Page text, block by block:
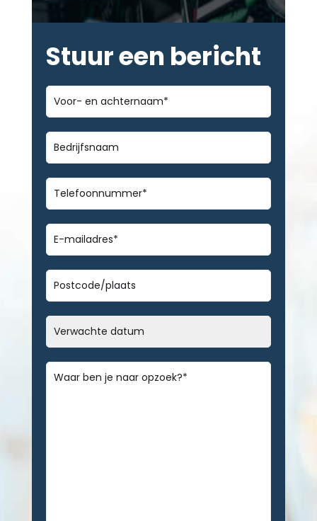
Stuur een bericht
Voor-
en
achternaam*
Bedrijfsnaam
Telefoonnummer*
E-
mailadres*
Geen
titel
Datum
MM
DD
Bericht*